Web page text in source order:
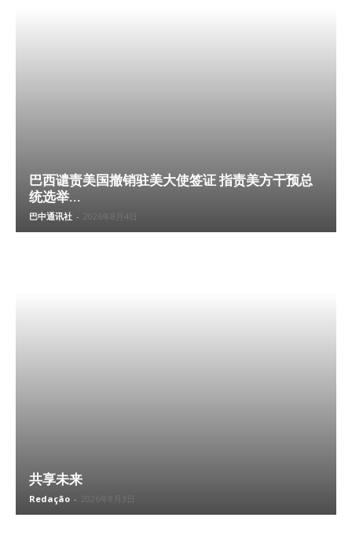
巴西谴责美国撤销驻美大使签证 指责美方干预总
统选举...
巴中通讯社 - 2026年8月4日
共享未来
Redação - 2026年8月3日